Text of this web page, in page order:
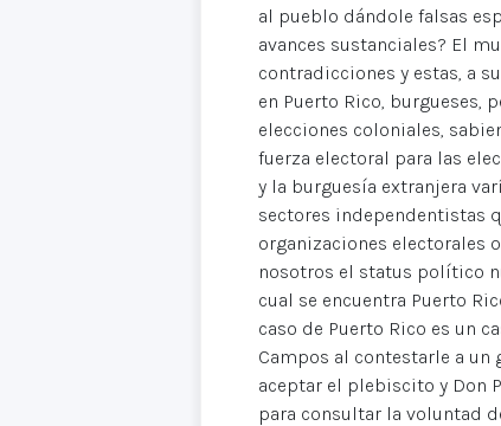
al pueblo dándole falsas
avances sustanciales? El
contradicciones y estas, a
en Puerto Rico, burgueses,
elecciones coloniales,
fuerza electoral para las
y la burguesía extranjera
sectores independentistas
organizaciones electorales
nosotros el status político
cual se encuentra Puerto
caso de Puerto Rico es un
Campos al contestarle a
aceptar el plebiscito y Don
para consultar la voluntad